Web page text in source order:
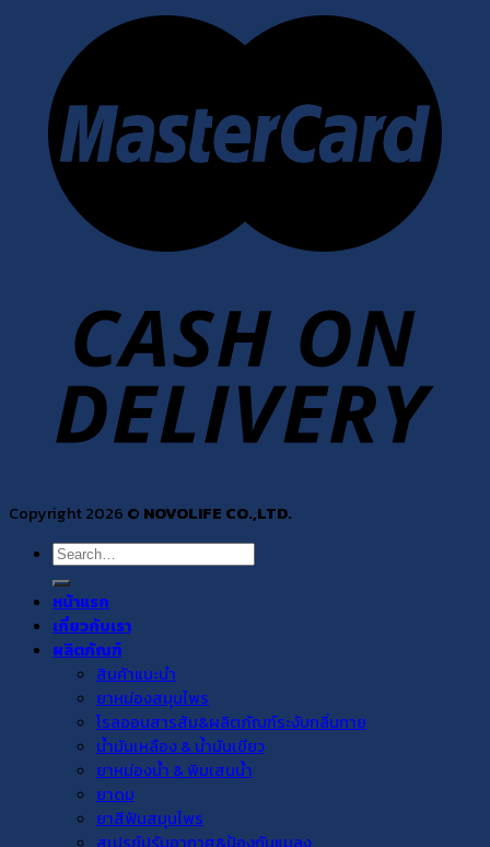
Copyright 2026 © NOVOLIFE CO.,LTD.
Search
for:
หน้าแรก
เกี่ยวกับเรา
ผลิตภัณฑ์
สินค้าแนะนำ
ยาหม่องสมุนไพร
โรลออนสารส้ม&ผลิตภัณฑ์ระงับกลิ่นกาย
น้ำมันเหลือง & น้ำมันเขียว
ยาหม่องน้ำ & พิมเสนน้ำ
ยาดม
ยาสีฟันสมุนไพร
สเปรย์ปรับอากาศ&ป้องกันแมลง